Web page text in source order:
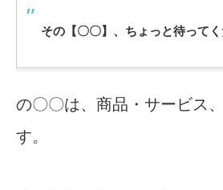
その【〇〇】、ちょっと待ってく
の〇〇は、商品・サービス
す。